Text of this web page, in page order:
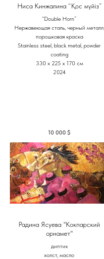
Ниса Кинжалина “Қос мүйіз”
“Double Horn”
Нержавеющая сталь, черный металл,
порошковая краска
Stainless steel, black metal, powder
coating
330 х 225 х 170 см
2024
10 000 $
Радина Ясуева "Кокпарский
орнамет"
диптих
холст, масло